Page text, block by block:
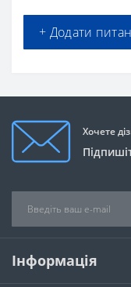
+ Додати
Хочете
Інформація